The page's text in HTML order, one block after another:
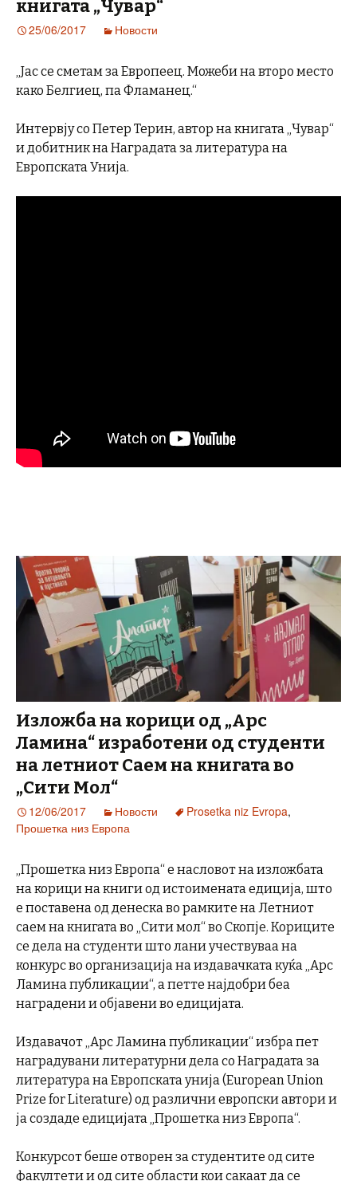
книгата „Чувар“
25/06/2017 Новости
„Јас се сметам за Европеец. Можеби на второ место
како Белгиец, па Фламанец.“
Интервју со Петер Терин, автор на книгата „Чувар“
и добитник на Наградата за литература на
Европската Унија.
Изложба на корици од „Арс
Ламина“ изработени од студенти
на летниот Саем на книгата во
„Сити Мол“
12/06/2017 Новости Prosetka niz Evropa,
Прошетка низ Европа
„Прошетка низ Европа“ е насловот на изложбата
на корици на книги од истоимената едиција, што
е поставена од денеска во рамките на Летниот
саем на книгата во „Сити мол“ во Скопје. Кориците
се дела на студенти што лани учествуваа на
конкурс во организација на издавачката куќа „Арс
Ламина публикации“, а петте најдобри беа
наградени и објавени во едицијата.
Издавачот „Арс Ламина публикации“ избра пет
наградувани литературни дела со Наградата за
литература на Европската унија (European Union
Prize for Literature) од различни европски автори и
ја создаде едицијата „Прошетка низ Европа“.
Конкурсот беше отворен за студентите од сите
факултети и од сите области кои сакаат да се